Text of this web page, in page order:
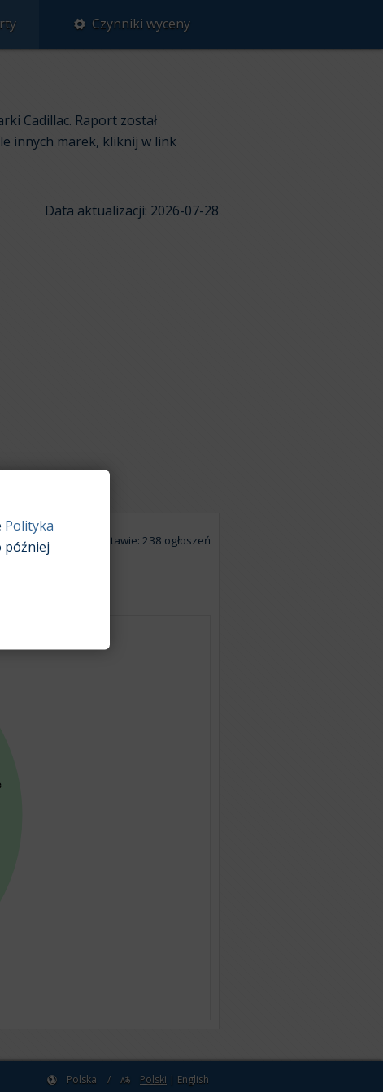
Czynniki wyceny
Cadillac. Raport został
innych marek, kliknij w link
Data aktualizacji: 2026-07-28
Na podstawie: 238 ogłoszeń
Polska / Polski | English
Polityka
później